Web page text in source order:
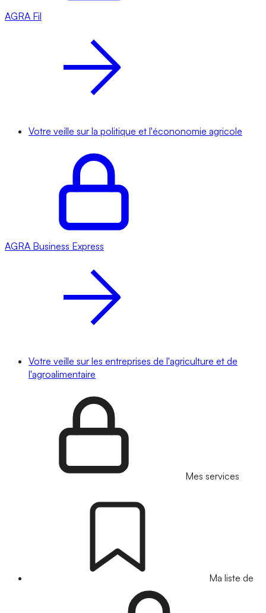
AGRA Fil
Votre veille sur la politique et l'écononomie agricole
AGRA Business Express
Votre veille sur les entreprises de l'agriculture et de
l'agroalimentaire
Mes services
Ma liste de